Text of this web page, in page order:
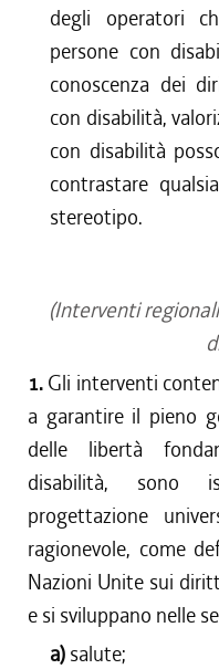
degli operatori
persone con
conoscenza dei
con disabilità,
con disabilità
contrastare
stereotipo.
(Interventi
1. Gli interventi
a garantire il pieno
delle libertà
disabilità, sono
progettazione
ragionevole, come
Nazioni Unite sui
e si sviluppano nelle
a) salute;